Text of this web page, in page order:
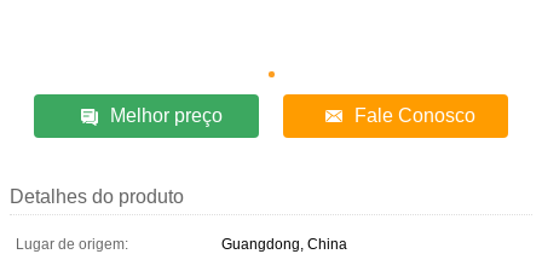
Melhor preço Fale Conosco
Detalhes do produto
Lugar de origem:
Guangdong, China